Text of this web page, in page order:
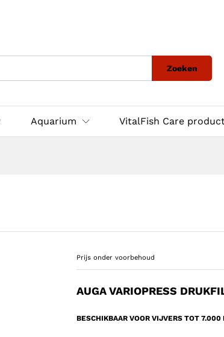
Zoeken
Aquarium VitalFish Care
Prijs onder voorbehoud
AUGA VARIOPRESS
BESCHIKBAAR VOOR VIJVERS TOT